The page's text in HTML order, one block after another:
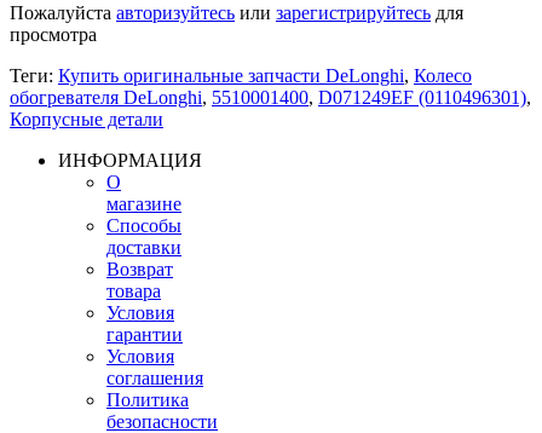
Пожалуйста авторизуйтесь или зарегистрируйтесь для
просмотра
Теги: Купить оригинальные запчасти DeLonghi, Колесо
обогревателя DeLonghi, 5510001400, D071249EF (0110496301),
Корпусные детали
ИНФОРМАЦИЯ
О
магазине
Способы
доставки
Возврат
товара
Условия
гарантии
Условия
соглашения
Политика
безопасности